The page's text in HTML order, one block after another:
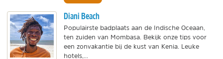
Diani Beach
Populairste badplaats aan de Indische Oceaan,
ten zuiden van Mombasa. Bekijk onze tips voor
een zonvakantie bij de kust van Kenia. Leuke
hotels,...